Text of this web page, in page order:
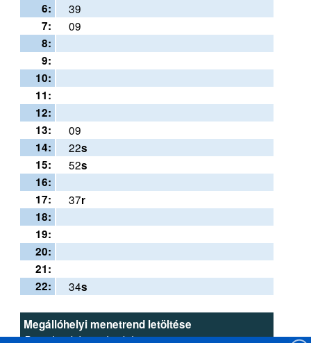
6:
39
7:
09
8:
9:
10:
11:
12:
13:
09
14:
22s
15:
52s
16:
17:
37r
18:
19:
20:
21:
22:
34s
Megállóhelyi menetrend letöltése